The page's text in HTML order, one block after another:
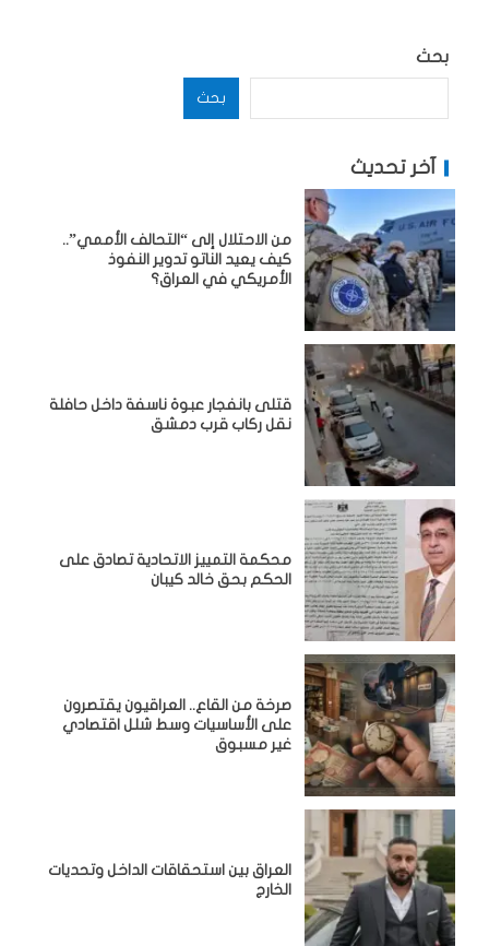
بحث
بحث
آخر تحديث
من الاحتلال إلى “التحالف الأممي”..
كيف يعيد الناتو تدوير النفوذ
الأمريكي في العراق؟
قتلى بانفجار عبوة ناسفة داخل حافلة
نقل ركاب قرب دمشق
محكمة التمييز الاتحادية تصادق على
الحكم بحق خالد كيبان
صرخة من القاع.. العراقيون يقتصرون
على الأساسيات وسط شلل اقتصادي
غير مسبوق
‏العراق بين استحقاقات الداخل وتحديات
الخارج